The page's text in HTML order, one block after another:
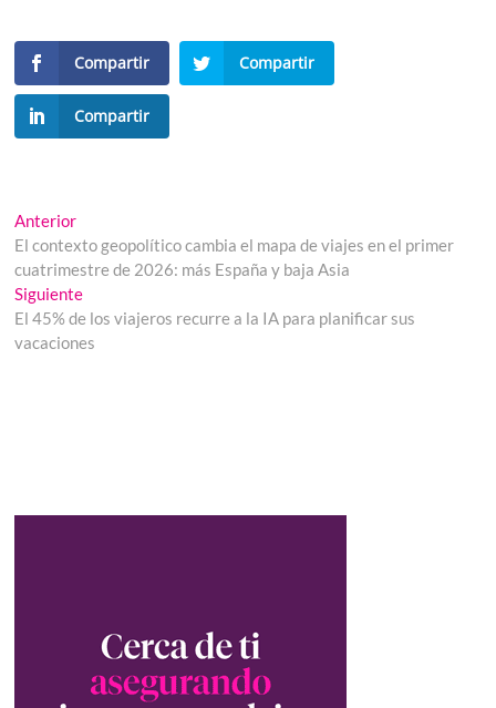
Compartir Compartir
Compartir
Navegación
de
entradas
AnteriorEntrada
anterior:
El contexto geopolítico cambia el mapa de viajes en el primer
cuatrimestre de 2026: más España y baja Asia
SiguienteEntrada
siguiente:
El 45% de los viajeros recurre a la IA para planificar sus
vacaciones